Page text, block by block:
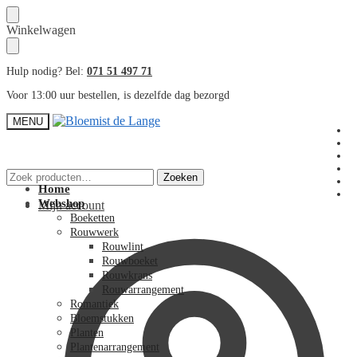
Skip
to
navigation
Skip
to
content
Winkelwagen
Hulp nodig? Bel: 071 51 497 71
Voor 13:00 uur bestellen, is dezelfde dag bezorgd
MENU
Zoeken
naar:
Zoeken
Mijn account
Home
Webshop
Boeketten
Rouwwerk
Rouwlint
Rouwboeket
Rouwkrans
Rouwarrangement
Romantiek
Bloemstukken
Planten
Plantenarrangement